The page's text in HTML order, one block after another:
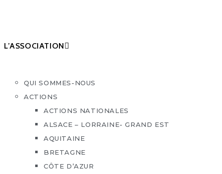
L’ASSOCIATION
QUI SOMMES-NOUS
ACTIONS
ACTIONS NATIONALES
ALSACE – LORRAINE- GRAND EST
AQUITAINE
BRETAGNE
CÔTE D’AZUR